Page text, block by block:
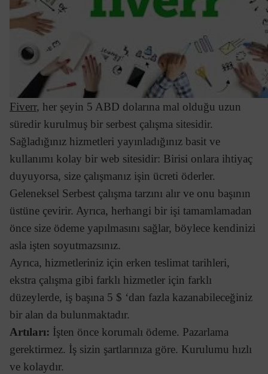
Fiverr, her şeyin 5 ABD dolarına mal olduğu uzun
süredir kurulmuş bir serbest çalışma sitesidir.
Sağladığınız hizmetleri yayınladığınız basit ve
kullanımı kolay bir web sitesidir: Birisi onlara ihtiyaç
duyuyorsa, size çalışmanız işin ücreti öderler.
Geleneksel Serbest çalışma tarzını alır ve onu başının
üstüne çevirir. Ayrıca, herhangi bir işi tamamlamadan
önce size ödeme yapılmasını sağlar, böylece kendinizi
asla işten soyutmazsınız.
Ayrıca, hizmetleriniz için erken teslimat tarihleri,
ekstra çalışma gibi farklı hizmetler için farklı
düzeylerde, iş başına 5 $ ‘dan fazla kazanabileceğiniz
bir alan da bulunmaktadır.
Artıları: İşten önce korumalı ödeme. Pazarlama
gerektirmez. İş sizin şartlarınıza göre. Kurulumu hızlı
ve kolaydır.